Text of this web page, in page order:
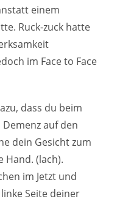
einem
Ruck-zuck hatte
im Face to Face
dass du beim
auf den
dein Gesicht zum
Hand. (lach).
im Jetzt und
Seite deiner